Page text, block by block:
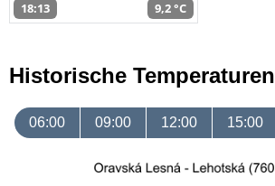
18:13 9,2 °C
Historische Temperaturen
06:00 09:00 12:00 15:00